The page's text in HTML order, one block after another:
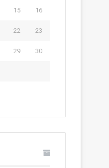
15 16
22 23
29 30